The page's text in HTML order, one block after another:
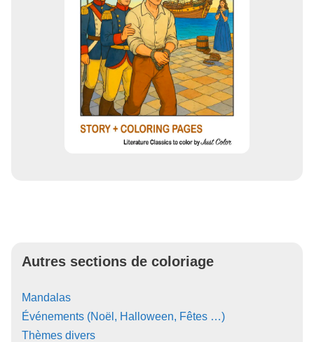
Autres sections de coloriage
Mandalas
Événements (Noël, Halloween, Fêtes …)
Thèmes divers